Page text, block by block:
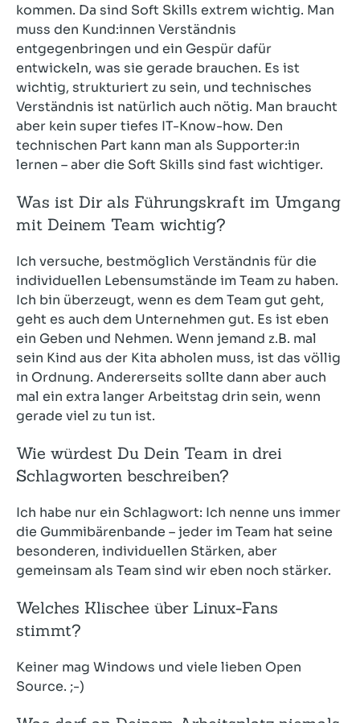
kommen. Da sind Soft Skills extrem wichtig. Man
muss den Kund:innen Verständnis
entgegenbringen und ein Gespür dafür
entwickeln, was sie gerade brauchen. Es ist
wichtig, strukturiert zu sein, und technisches
Verständnis ist natürlich auch nötig. Man braucht
aber kein super tiefes IT-Know-how. Den
technischen Part kann man als Supporter:in
lernen – aber die Soft Skills sind fast wichtiger.
Was ist Dir als Führungskraft im Umgang
mit Deinem Team wichtig?
Ich versuche, bestmöglich Verständnis für die
individuellen Lebensumstände im Team zu haben.
Ich bin überzeugt, wenn es dem Team gut geht,
geht es auch dem Unternehmen gut. Es ist eben
ein Geben und Nehmen. Wenn jemand z.B. mal
sein Kind aus der Kita abholen muss, ist das völlig
in Ordnung. Andererseits sollte dann aber auch
mal ein extra langer Arbeitstag drin sein, wenn
gerade viel zu tun ist.
Wie würdest Du Dein Team in drei
Schlagworten beschreiben?
Ich habe nur ein Schlagwort: Ich nenne uns immer
die Gummibärenbande – jeder im Team hat seine
besonderen, individuellen Stärken, aber
gemeinsam als Team sind wir eben noch stärker.
Welches Klischee über Linux-Fans
stimmt?
Keiner mag Windows und viele lieben Open
Source. ;-)